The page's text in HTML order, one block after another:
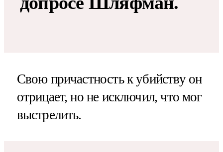
Свою причастность к убийству он
отрицает, но не исключил, что мог
выстрелить.